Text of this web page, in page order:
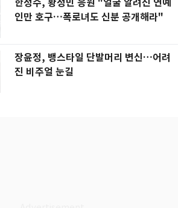
한정수, 황정민 응원 "얼굴 알려진 연예
인만 호구…폭로녀도 신분 공개해라"
장윤정, 뱅스타일 단발머리 변신…어려
진 비주얼 눈길